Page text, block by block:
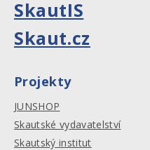
SkautIS
Skaut.cz
Projekty
JUNSHOP
Skautské vydavatelství
Skautský institut